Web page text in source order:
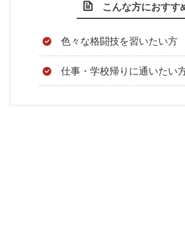
こんな方におすす
色々な格闘技を習いたい方
仕事・学校帰りに通いたい